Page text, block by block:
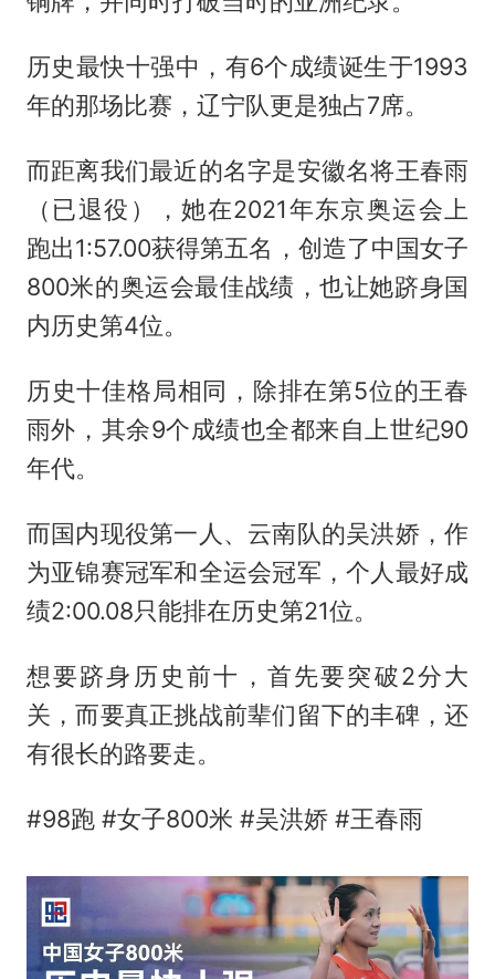
历史最快十强中，有6个成绩诞生于1993
年的那场比赛，辽宁队更是独占7席。
而距离我们最近的名字是安徽名将王春雨
（已退役），她在2021年东京奥运会上
跑出1:57.00获得第五名，创造了中国女子
800米的奥运会最佳战绩，也让她跻身国
内历史第4位。
历史十佳格局相同，除排在第5位的王春
雨外，其余9个成绩也全都来自上世纪90
年代。
而国内现役第一人、云南队的吴洪娇，作
为亚锦赛冠军和全运会冠军，个人最好成
绩2:00.08只能排在历史第21位。
想要跻身历史前十，首先要突破2分大
关，而要真正挑战前辈们留下的丰碑，还
有很长的路要走。
#98跑 #女子800米 #吴洪娇 #王春雨